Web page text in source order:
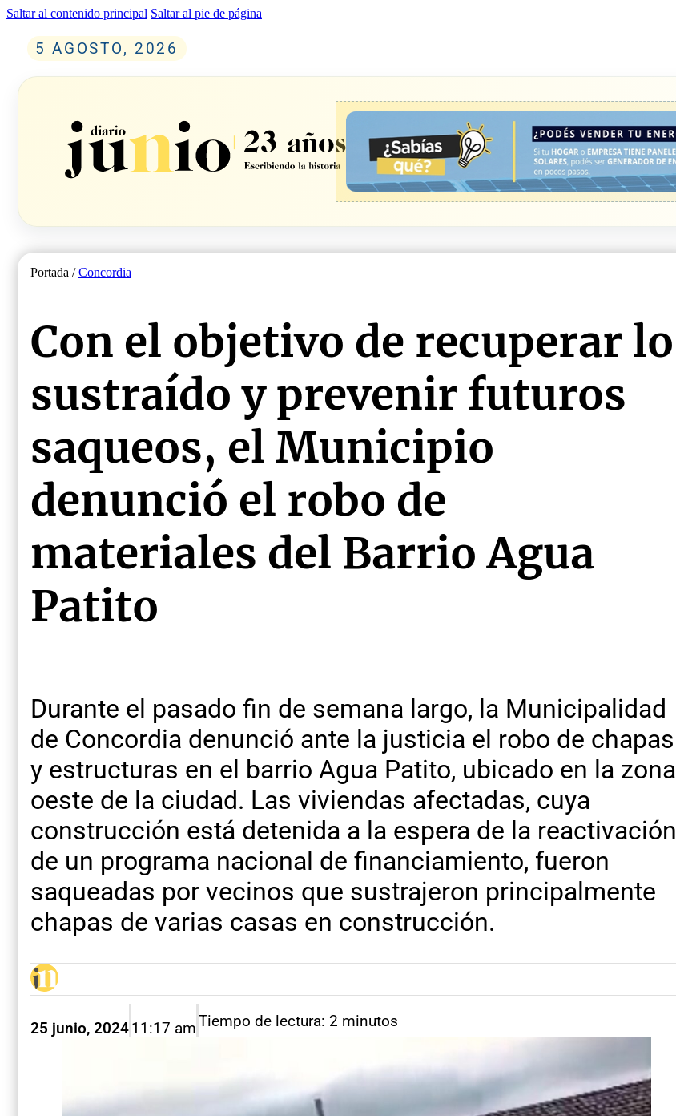
Saltar al contenido principal Saltar al pie de página
5 AGOSTO, 2026
Portada /Concordia
Con el objetivo de recuperar lo
sustraído y prevenir futuros
saqueos, el Municipio
denunció el robo de
materiales del Barrio Agua
Patito
Durante el pasado fin de semana largo, la Municipalidad
de Concordia denunció ante la justicia el robo de chapas
y estructuras en el barrio Agua Patito, ubicado en la zona
oeste de la ciudad. Las viviendas afectadas, cuya
construcción está detenida a la espera de la reactivación
de un programa nacional de financiamiento, fueron
saqueadas por vecinos que sustrajeron principalmente
chapas de varias casas en construcción.
25 junio, 202411:17 amTiempo de lectura: 2 minutos